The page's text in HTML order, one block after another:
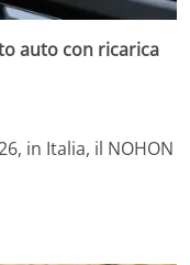
auto con ricarica
in Italia, il NOHON